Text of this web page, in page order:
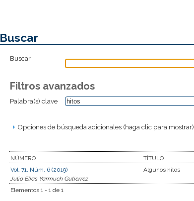
Buscar
Buscar
Filtros avanzados
Palabra(s) clave
Opciones de búsqueda adicionales (haga clic para mostrar)
NÚMERO
TÍTULO
Vol. 71, Núm. 6 (2019)
Algunos hitos
Julio Elias Yarmuch Gutierrez
Elementos 1 - 1 de 1